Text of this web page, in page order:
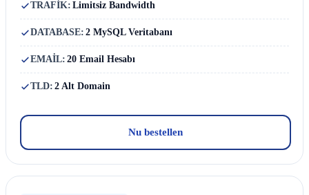
TRAFİK: Limitsiz Bandwidth
DATABASE: 2 MySQL Veritabanı
EMAİL: 20 Email Hesabı
TLD: 2 Alt Domain
Nu bestellen